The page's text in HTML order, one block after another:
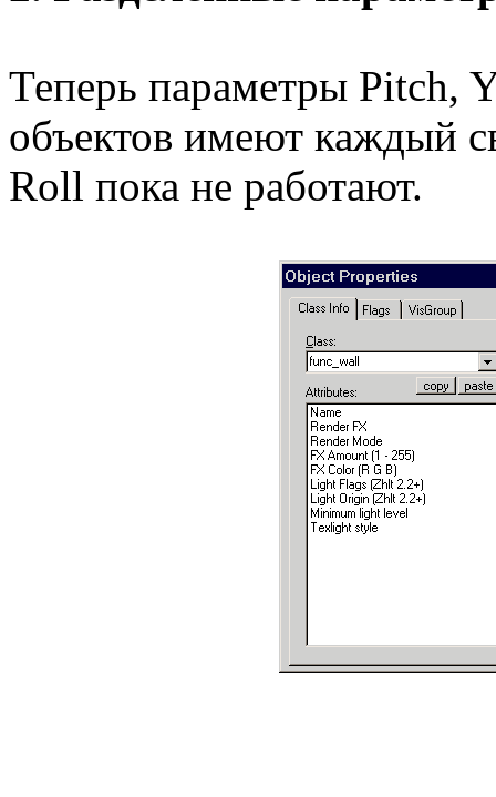
Теперь параметры Pitch,
объектов имеют каждый
Roll пока не работают.